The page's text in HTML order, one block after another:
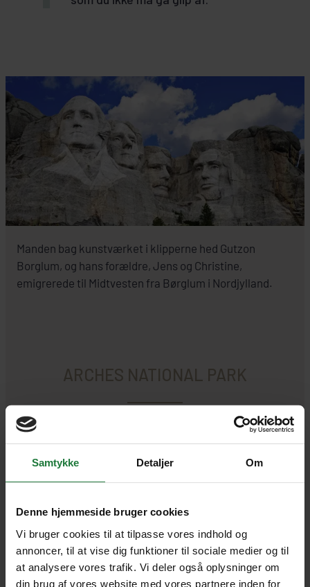
Samtykke Detaljer Om
Denne hjemmeside bruger cookies
Vi bruger cookies til at tilpasse vores indhold og
annoncer, til at vise dig funktioner til sociale medier og til
at analysere vores trafik. Vi deler også oplysninger om
din brug af vores website med vores partnere inden for
Manden bag kunstværket i klipperne hed Gutzon
Borglum, og hans forældre, Jens og Christine,
emigrerede til Midtvesten fra Børglum i Nordjylland.
ARCHES NATIONAL PARK
Tilbage i Utah venter en bizar ørken, hvor
det ser ud til, at en række
Nationalparken gemmer på intet mindre end 2.500
buer og porte, som naturen har skabt af helt egen
vilje. I et landskab, der mest af alt ligner noget fra en
tegneserie, rejser lodrette monumenter sig som var